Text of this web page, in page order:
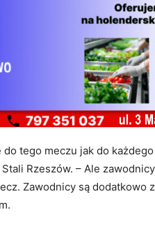
tego meczu jak do
Rzeszów. – Ale
Zawodnicy są